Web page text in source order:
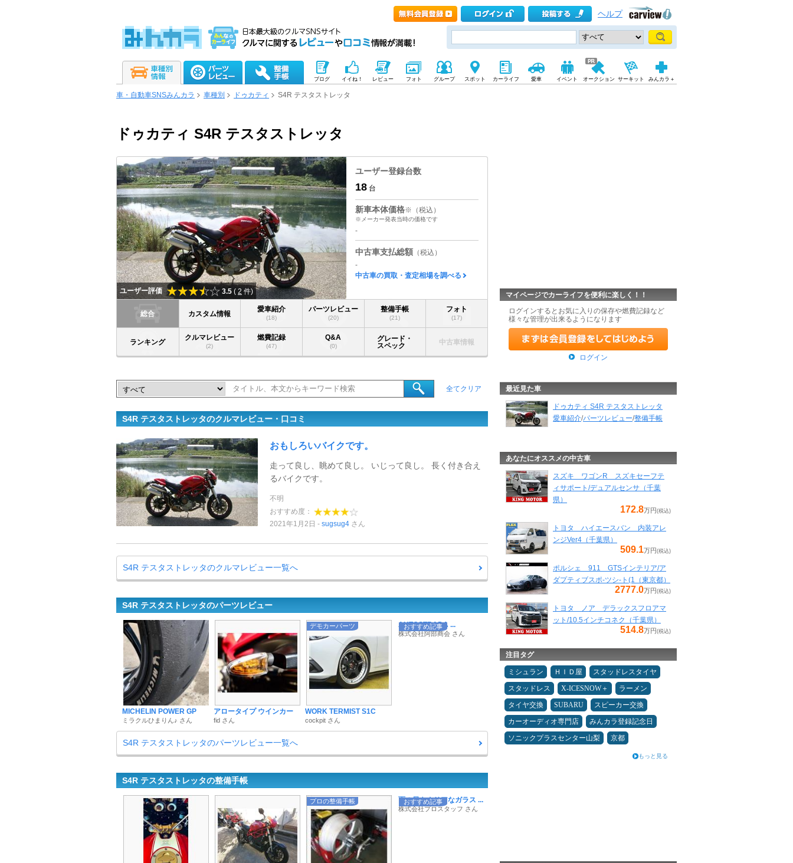
ヘルプ
ブログ イイね！ レビュー フォト グループ スポット カーライフ 愛車 イベント オークション サーキット みんカラ＋
車・自動車SNSみんカラ 車種別 ドゥカティ S4R テスタストレッタ
ドゥカティ S4R テスタストレッタ
ユーザー評価 3.5 ( 2 件)
ユーザー登録台数
18 台
新車本体価格※（税込）
※メーカー発表当時の価格です
-
中古車支払総額 （税込）
-
中古車の買取・査定相場を調べる
総合 カスタム情報
愛車紹介
(18)
パーツレビュー
(20)
整備手帳
(21)
フォト
(17)
ランキング
クルマレビュー
(2)
燃費記録
(47)
Q&A
(0)
グレード・
スペック
中古車情報
全てクリア
S4R テスタストレッタのクルマレビュー・口コミ
おもしろいバイクです。
走って良し、眺めて良し。 いじって良し。 長く付き合え
るバイクです。
不明
おすすめ度：
2021年1月2日
sugsug4 さん
S4R テスタストレッタのクルマレビュー一覧へ
S4R テスタストレッタのパーツレビュー
MICHELIN POWER GP
ミラクルひまりん♪ さん
アロータイプ ウインカー
fid さん
デモカーパーツ
WORK TERMIST S1C
cockpit さん
おすすめ記事
AUTOSTRADA ...
株式会社阿部商会 さん
S4R テスタストレッタのパーツレビュー一覧へ
S4R テスタストレッタの整備手帳
プロの整備手帳 おすすめ記事
雨の日もクリアなガラス ...
株式会社プロスタッフ さん
マイページでカーライフを便利に楽しく！！
ログインするとお気に入りの保存や燃費記録など
様々な管理が出来るようになります
ログイン
最近見た車
ドゥカティ S4R テスタストレッタ
愛車紹介/パーツレビュー/整備手帳
あなたにオススメの中古車
スズキ ワゴンR スズキセーフテ
ィサポート/デュアルセンサ（千葉
県）
172.8万円 (税込)
トヨタ ハイエースバン 内装アレ
ンジVer4（千葉県）
509.1万円 (税込)
ポルシェ 911 GTSインテリア/ア
ダプティブスポ-ツシ-ト(1（東京都）
2777.0万円 (税込)
トヨタ ノア デラックスフロアマ
ット/10.5インチコネク（千葉県）
514.8万円 (税込)
注目タグ
ミシュラン ＨＩＤ屋
スタッドレスタイヤ
スタッドレス
X-ICESNOW＋
ラーメン
タイヤ交換
SUBARU
スピーカー交換
カーオーディオ専門店
みんカラ登録記念日
ソニックプラスセンター山梨
京都
もっと見る